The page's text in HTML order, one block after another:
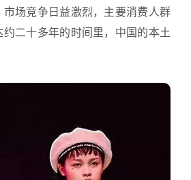
场竞争日益激烈，主要消费人群
二十多年的时间里，中国的本土